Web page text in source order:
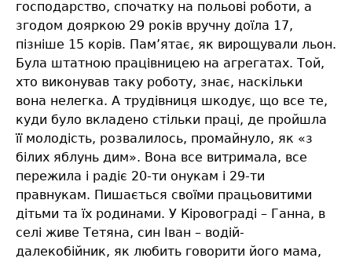
господарство, спочатку на польові роботи, а
згодом дояркою 29 років вручну доїла 17,
пізніше 15 корів. Пам’ятає, як вирощували льон.
Була штатною працівницею на агрегатах. Той,
хто виконував таку роботу, знає, наскільки
вона нелегка. А трудівниця шкодує, що все те,
куди було вкладено стільки праці, де пройшла
її молодість, розвалилось, промайнуло, як «з
білих яблунь дим». Вона все витримала, все
пережила і радіє 20-ти онукам і 29-ти
правнукам. Пишається своїми працьовитими
дітьми та їх родинами. У Кіровограді – Ганна, в
селі живе Тетяна, син Іван – водій-
далекобійник, як любить говорити його мама,